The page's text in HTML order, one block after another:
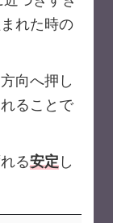
れた時の
向へ押し
ることで
る安定し